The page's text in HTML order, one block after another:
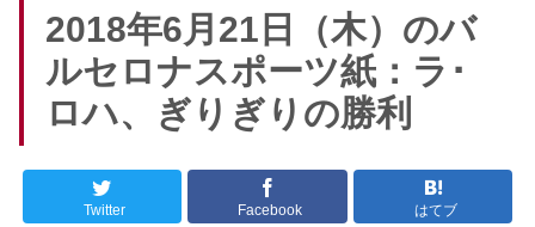
2018年6月21日（木）のバ
ルセロナスポーツ紙：ラ･
ロハ、ぎりぎりの勝利
Twitter Facebook はてブ